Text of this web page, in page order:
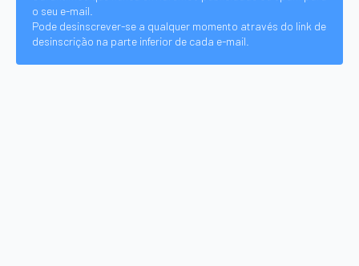
o seu e-mail.
Pode desinscrever-se a qualquer momento através do link de
desinscrição na parte inferior de cada e-mail.